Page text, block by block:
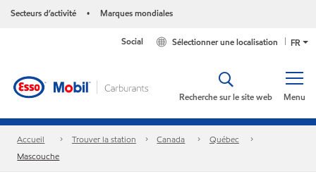
Secteurs d’activité • Marques mondiales
FR
Sélectionner une localisation
Social
Menu
Recherche sur le site web
Accueil Trouver la station Canada
Québec
Mascouche